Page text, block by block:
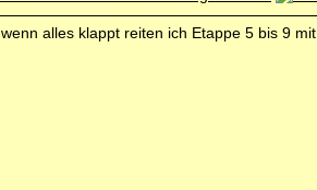
alles klappt reiten ich Etappe 5 bis 9 mit